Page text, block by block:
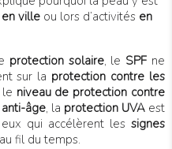
en villeou lors d’activités en
protection solaire, le SPF ne
sur la protection contre les
niveau de protection contre
anti-âge, la protection UVAest
qui accélèrent lessignes
fil du temps.